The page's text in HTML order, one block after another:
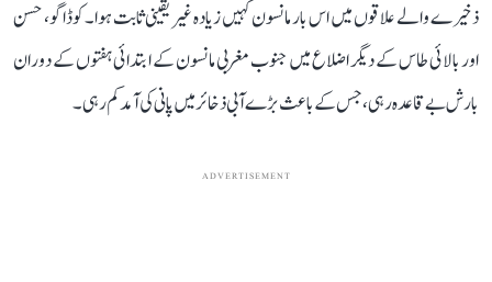
ذخیرے والے علاقوں میں اس بار مانسون کہیں زیادہ غیر یقینی ثابت ہوا۔ کوڈاگو، حسن
اور بالائی طاس کے دیگر اضلاع میں جنوب مغربی مانسون کے ابتدائی ہفتوں کے دوران
بارش بے قاعدہ رہی، جس کے باعث بڑے آبی ذخائر میں پانی کی آمد کم رہی۔
ADVERTISEMENT